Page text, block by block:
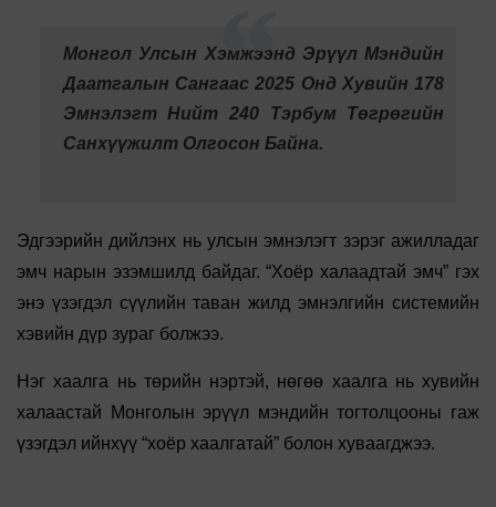
Монгол Улсын Хэмжээнд Эрүүл Мэндийн
Даатгалын Сангаас 2025 Онд Хувийн 178
Эмнэлэгт Нийт 240 Тэрбум Төгрөгийн
Санхүүжилт Олгосон Байна.
Эдгээрийн дийлэнх нь улсын эмнэлэгт зэрэг ажилладаг
эмч нарын эзэмшилд байдаг. “Хоёр халаадтай эмч” гэх
энэ үзэгдэл сүүлийн таван жилд эмнэлгийн системийн
хэвийн дүр зураг болжээ.
Нэг хаалга нь төрийн нэртэй, нөгөө хаалга нь хувийн
халаастай Монголын эрүүл мэндийн тогтолцооны гаж
үзэгдэл ийнхүү “хоёр хаалгатай” болон хуваагджээ.